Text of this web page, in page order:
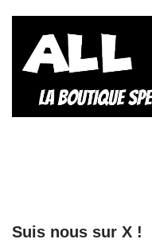
Suis nous sur X !